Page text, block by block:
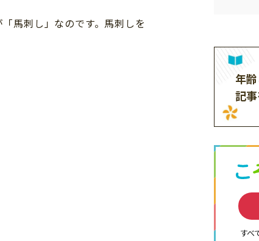
馬刺し」なのです。馬刺しを
年
記
すべ